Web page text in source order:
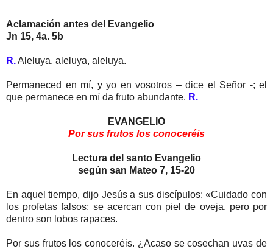
Aclamación antes del Evangelio
Jn 15, 4a. 5b
R.Aleluya, aleluya, aleluya.
Permaneced en mí, y yo en vosotros – dice el Señor -; el
que permanece en mí da fruto abundante. R.
EVANGELIO
Por sus frutos los conoceréis
Lectura del santo Evangelio
según san Mateo 7, 15-20
En aquel tiempo, dijo Jesús a sus discípulos: «Cuidado con
los profetas falsos; se acercan con piel de oveja, pero por
dentro son lobos rapaces.
Por sus frutos los conoceréis. ¿Acaso se cosechan uvas de